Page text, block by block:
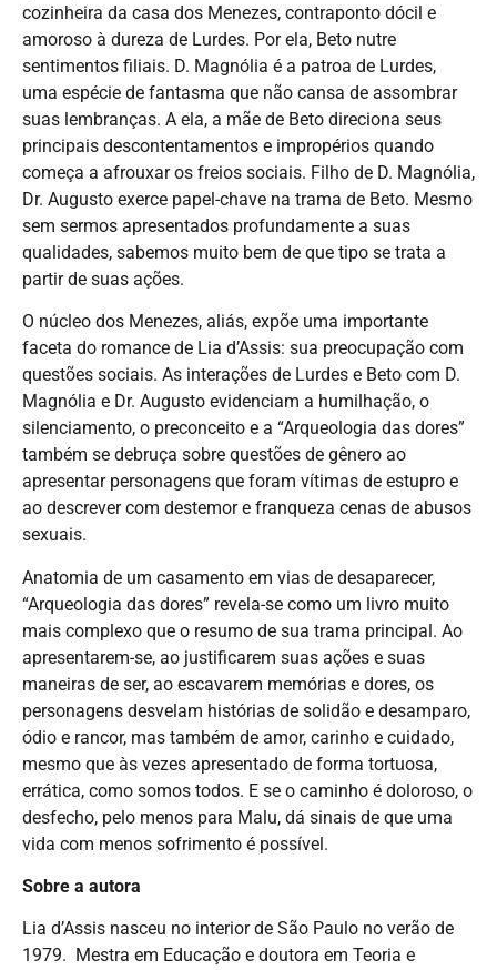
cozinheira da casa dos Menezes, contraponto dócil e
amoroso à dureza de Lurdes. Por ela, Beto nutre
sentimentos filiais. D. Magnólia é a patroa de Lurdes,
uma espécie de fantasma que não cansa de assombrar
suas lembranças. A ela, a mãe de Beto direciona seus
principais descontentamentos e impropérios quando
começa a afrouxar os freios sociais. Filho de D. Magnólia,
Dr. Augusto exerce papel-chave na trama de Beto. Mesmo
sem sermos apresentados profundamente a suas
qualidades, sabemos muito bem de que tipo se trata a
partir de suas ações.
O núcleo dos Menezes, aliás, expõe uma importante
faceta do romance de Lia d’Assis: sua preocupação com
questões sociais. As interações de Lurdes e Beto com D.
Magnólia e Dr. Augusto evidenciam a humilhação, o
silenciamento, o preconceito e a “Arqueologia das dores”
também se debruça sobre questões de gênero ao
apresentar personagens que foram vítimas de estupro e
ao descrever com destemor e franqueza cenas de abusos
sexuais.
Anatomia de um casamento em vias de desaparecer,
“Arqueologia das dores” revela-se como um livro muito
mais complexo que o resumo de sua trama principal. Ao
apresentarem-se, ao justificarem suas ações e suas
maneiras de ser, ao escavarem memórias e dores, os
personagens desvelam histórias de solidão e desamparo,
ódio e rancor, mas também de amor, carinho e cuidado,
mesmo que às vezes apresentado de forma tortuosa,
errática, como somos todos. E se o caminho é doloroso, o
desfecho, pelo menos para Malu, dá sinais de que uma
vida com menos sofrimento é possível.
Sobre a autora
Lia d’Assis nasceu no interior de São Paulo no verão de
1979. Mestra em Educação e doutora em Teoria e